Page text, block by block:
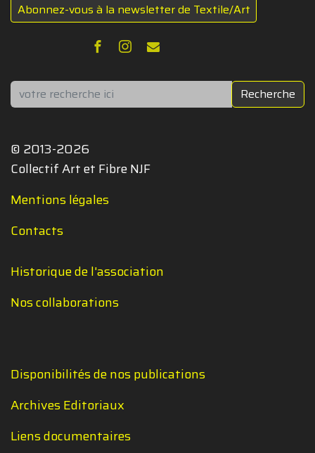
Abonnez-vous à la newsletter de Textile/Art
Rechercher Recherche
© 2013-2026
Collectif Art et Fibre NJF
Mentions légales
Contacts
Historique de l'association
Nos collaborations
Disponibilités de nos publications
Archives Editoriaux
Liens documentaires